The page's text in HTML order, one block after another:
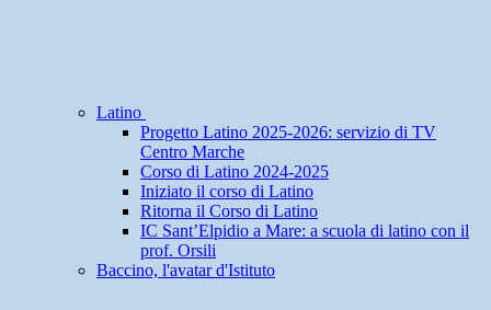
Latino
Progetto Latino 2025-2026: servizio di TV
Centro Marche
Corso di Latino 2024-2025
Iniziato il corso di Latino
Ritorna il Corso di Latino
IC Sant’Elpidio a Mare: a scuola di latino con il
prof. Orsili
Baccino, l'avatar d'Istituto